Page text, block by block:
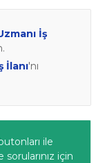
İş
İlanı'nı
ile
sorularınız için